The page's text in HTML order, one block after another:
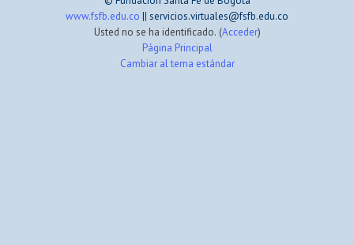
www.fsfb.edu.co || servicios.virtuales@fsfb.edu.co
Usted no se ha identificado. (Acceder)
Página Principal
Cambiar al tema estándar